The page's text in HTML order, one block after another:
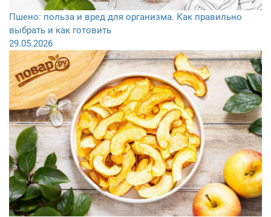
Пшено: польза и вред для организма. Как правильно
выбрать и как готовить
29.05.2026